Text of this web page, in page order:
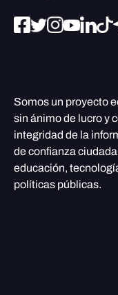
Somos un proyecto
sin ánimo de lucro y
integridad de la
de confianza
educación,
políticas públicas.